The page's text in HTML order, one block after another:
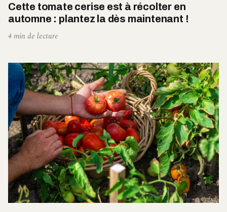
Cette tomate cerise est à récolter en
automne : plantez la dès maintenant !
4 min de lecture